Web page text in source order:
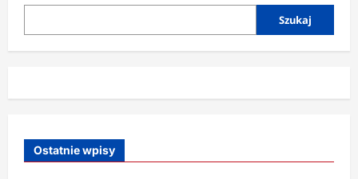
przed
krytykiem?
Szukaj
Ostatnie wpisy